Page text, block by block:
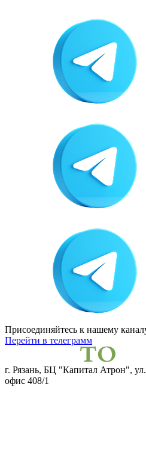
Присоединяйтесь к нашему
Перейти в телеграмм
г. Рязань, БЦ "Капитал Атрон",
офис 408/1